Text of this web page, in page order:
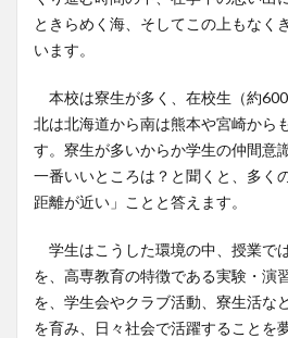
ときらめく海、そしてこの上もなく
います。
本校は寮生が多く、在校生（約600
北は北海道から南は熊本や宮崎から
す。寮生が多いからか学生の仲間意
一番いいところは？と聞くと、多く
距離が近い」ことと答えます。
学生はこうした環境の中、授業で
を、高専教育の特徴である実験・演
を、学生会やクラブ活動、寮生活な
を育み、日々社会で活躍することを